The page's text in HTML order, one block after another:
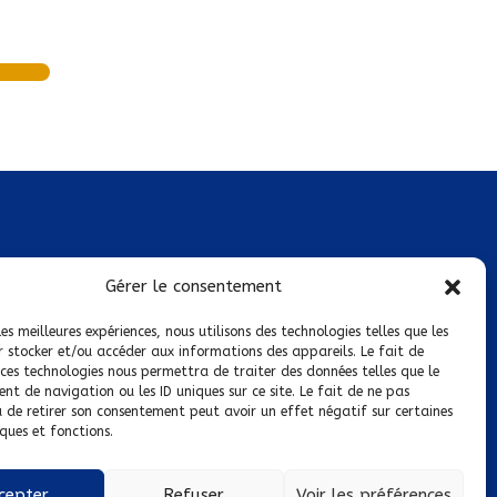
Gérer le consentement
meilleures expériences, nous utilisons des technologies telles que les
stocker et/ou accéder aux informations des appareils. Le fait de
technologies nous permettra de traiter des données telles que le
de navigation ou les ID uniques sur ce site. Le fait de ne pas
de retirer son consentement peut avoir un effet négatif sur certaines
et fonctions.
de confidentialité
de cookies
suivre sur :